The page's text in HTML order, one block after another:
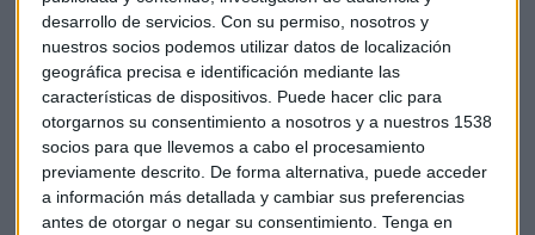
desarrollo de servicios. Con su permiso, nosotros y
nuestros socios podemos utilizar datos de localización
geográfica precisa e identificación mediante las
características de dispositivos. Puede hacer clic para
otorgarnos su consentimiento a nosotros y a nuestros 1538
socios para que llevemos a cabo el procesamiento
previamente descrito. De forma alternativa, puede acceder
a información más detallada y cambiar sus preferencias
antes de otorgar o negar su consentimiento. Tenga en
Alberta, en Canadá. En 1992se incorporó a CalEnergy,
productor de electricidad geotérmica que en 1999 se
convertiría en MidAmerican Energy. Ese mismo año,
Berkshire Hathawaycompró una participación
mayoritaria de la compañía y Buffett comenzó a acercarse
a Abel. Hace una década, cuando Abel ya llevaba más de un
lustro al frente de la entidad,MidAmerican Energy se
convirtió en Berkshire Hathaway Energy.